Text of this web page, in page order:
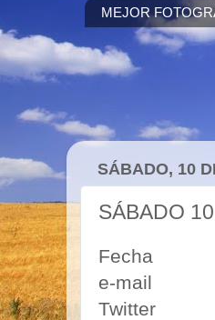
MEJOR
SÁBADO, 10
SÁBADO
Fecha
e-mail
Twitter